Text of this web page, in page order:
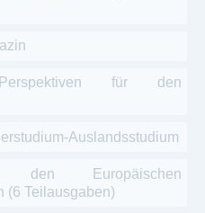
für den
Auslandsstudium
den Europäischen
(6 Teilausgaben)